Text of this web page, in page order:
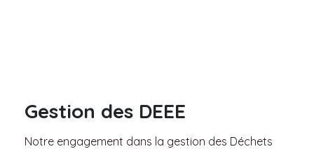
Gestion des DEEE
Notre engagement dans la gestion des Déchets